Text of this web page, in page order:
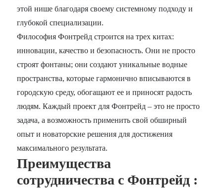
этой нише благодаря своему системному подходу и
глубокой специализации.
Философия Фонтрейд строится на трех китах:
инновации, качество и безопасность. Они не просто
строят фонтаны; они создают уникальные водные
пространства, которые гармонично вписываются в
городскую среду, обогащают ее и приносят радость
людям. Каждый проект для Фонтрейд – это не просто
задача, а возможность применить свой обширный
опыт и новаторские решения для достижения
максимального результата.
Преимущества
сотрудничества с Фонтрейд :